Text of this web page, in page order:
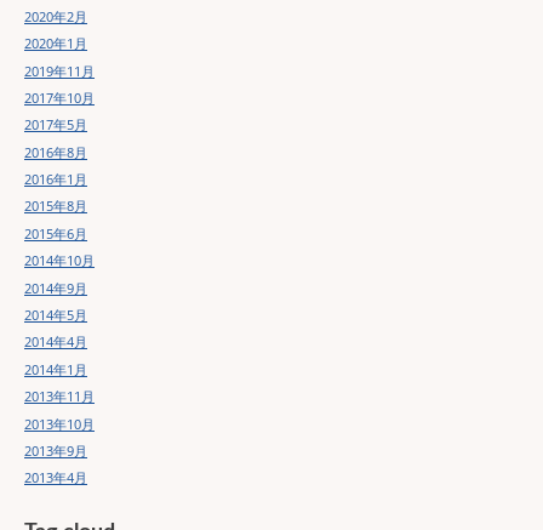
2020年2月
2020年1月
2019年11月
2017年10月
2017年5月
2016年8月
2016年1月
2015年8月
2015年6月
2014年10月
2014年9月
2014年5月
2014年4月
2014年1月
2013年11月
2013年10月
2013年9月
2013年4月